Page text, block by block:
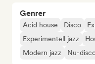
Genrer
Acid house Disco
Experimentell jazz
Modern jazz
Nu-